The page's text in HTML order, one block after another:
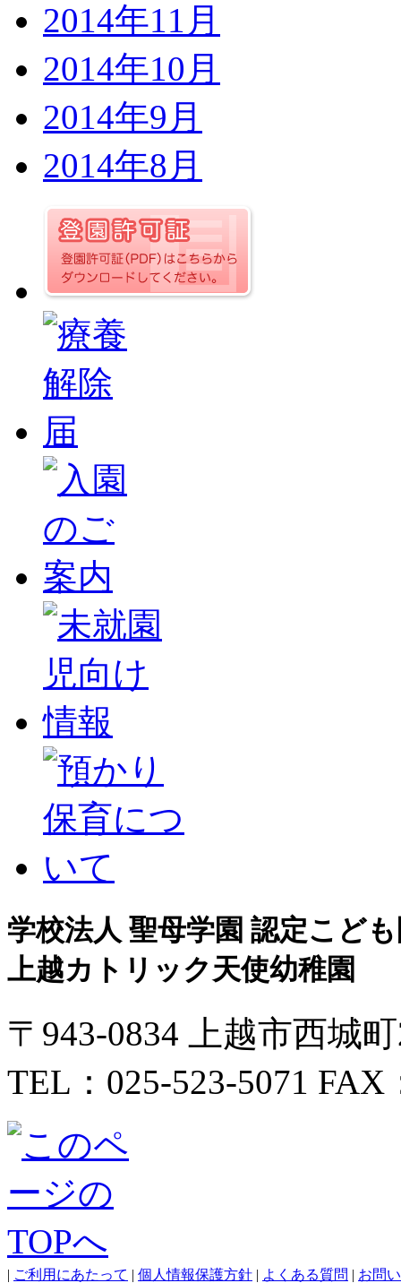
2014年11月
2014年10月
2014年9月
2014年8月
学校法人 聖母学園 認定こど
上越カトリック天使幼稚園
〒943-0834 上越市西城
TEL：025-523-5071 FAX
| ご利用にあたって | 個人情報保護方針 | よくある質問 | お問